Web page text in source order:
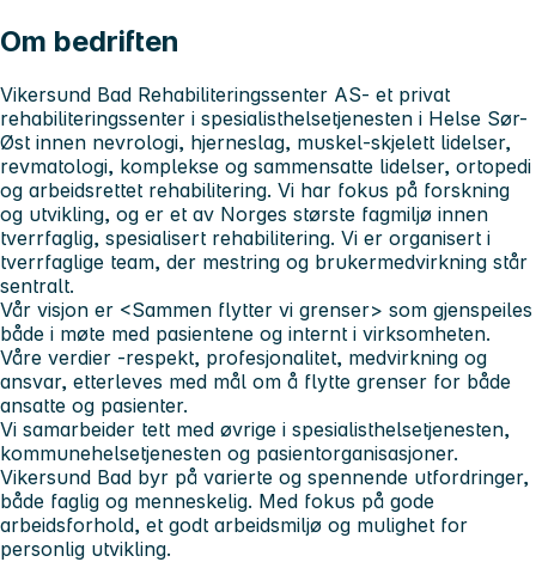
Om bedriften
Vikersund Bad Rehabiliteringssenter AS- et privat
rehabiliteringssenter i spesialisthelsetjenesten i Helse Sør-
Øst innen nevrologi, hjerneslag, muskel-skjelett lidelser,
revmatologi, komplekse og sammensatte lidelser, ortopedi
og arbeidsrettet rehabilitering. Vi har fokus på forskning
og utvikling, og er et av Norges største fagmiljø innen
tverrfaglig, spesialisert rehabilitering. Vi er organisert i
tverrfaglige team, der mestring og brukermedvirkning står
sentralt.
Vår visjon er <Sammen flytter vi grenser> som gjenspeiles
både i møte med pasientene og internt i virksomheten.
Våre verdier -respekt, profesjonalitet, medvirkning og
ansvar, etterleves med mål om å flytte grenser for både
ansatte og pasienter.
Vi samarbeider tett med øvrige i spesialisthelsetjenesten,
kommunehelsetjenesten og pasientorganisasjoner.
Vikersund Bad byr på varierte og spennende utfordringer,
både faglig og menneskelig. Med fokus på gode
arbeidsforhold, et godt arbeidsmiljø og mulighet for
personlig utvikling.